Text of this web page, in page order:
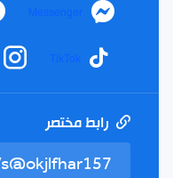
مرحبا بك في
يومية
الإشتراك في
بإشتراكك معنا ستتمكن من
Messenger
TikTok
رابط مختصر